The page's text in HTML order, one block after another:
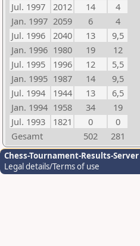
Jul. 1997
2012 14
4
Jan. 1997 2059 6
4
Jul. 1996
2040 13
9,5
Jan. 1996 1980 19
12
Jul. 1995
1996 12
5,5
Jan. 1995 1987 14
9,5
Jul. 1994
1944 13
6,5
Jan. 1994 1958 34
19
Jul. 1993
1821 0
0
Gesamt
502 281
Chess-Tournament-Results-Server
Legal details/Terms of use